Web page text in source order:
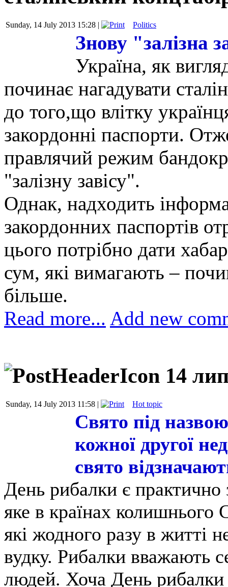
Sunday, 14 July 2013 15:28 | Politics
Знову "залізна
Україна, як
починає нагадувати
до того,що влітку
закордонні паспорти.
правлячий режим
"залізну завісу".
Однак, надходить
закордонних паспортів
цього потрібно дати
сум, які вимагають –
більше.
Read more... Add new
14
Sunday, 14 July 2013 11:58 | Hot topic
Свято під
кожної другої
свято
День рибалки є практично
яке в країнах колишнього
які жодного разу в житті
вудку. Рибалки вважають
людей. Хоча День рибалки